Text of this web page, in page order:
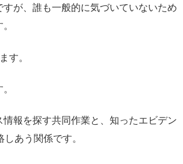
が、誰も一般的に気づいていないため
す。
報を探す共同作業と、知ったエビデン
あう関係です。